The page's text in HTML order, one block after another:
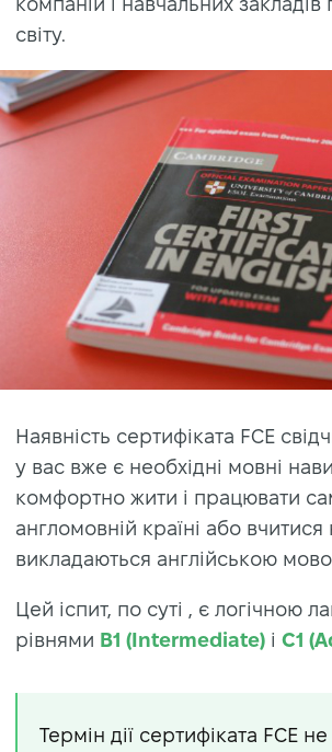
компаній і навчальних
світу.
Наявність сертифіката FCE
у вас вже є необхідні мовні
комфортно жити і працювати
англомовній країні або вчитися
викладаються англійською
Цей іспит, по суті , є логічною
рівнями B1 (Intermediate) і C1
Термін дії сертифіката FCE